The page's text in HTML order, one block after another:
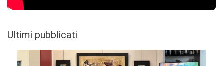
Ultimi pubblicati